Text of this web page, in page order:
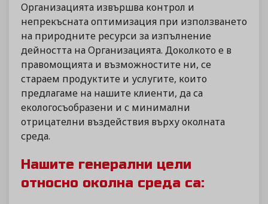
Организацията извършва контрол и
непрекъсната оптимизация при използването
на природните ресурси за изпълнение
дейността на Организацията. Доколкото е в
правомощията и възможностите ни, се
стараем продуктите и услугите, които
предлагаме на нашите клиенти, да са
екологосъобразени и с минимални
отрицателни въздействия върху околната
среда.
Нашите генерални цели
относно околна среда са: